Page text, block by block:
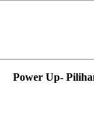
Power Up-